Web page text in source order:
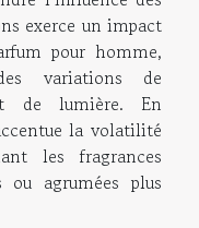
exerce un impact
pour homme,
variations de
de lumière. En
la volatilité
les fragrances
ou agrumées plus